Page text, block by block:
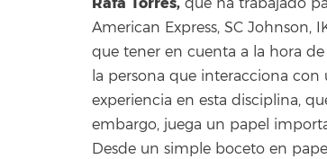
American Express, SC Johnson,
que tener en cuenta a la hora
la persona que interacciona
experiencia en esta disciplina,
embargo, juega un papel
Desde un simple boceto en